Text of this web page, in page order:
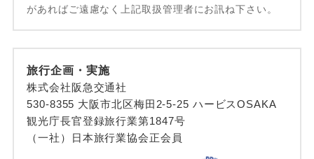
があればご遠慮なく上記取扱管理者にお訊ね下さい。
旅行企画・実施
株式会社阪急交通社
530-8355 大阪市北区梅田2-5-25 ハービスOSAKA
観光庁長官登録旅行業第1847号
（一社）日本旅行業協会正会員